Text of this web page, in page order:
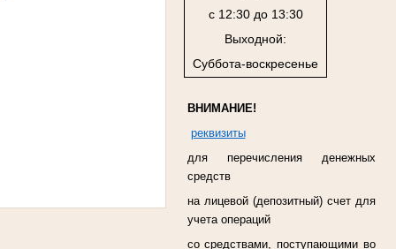
с 12:30 до 13:30
Выходной:
Суббота-воскресенье
ВНИМАНИЕ!
реквизиты
для перечисления денежных
средств
на лицевой (депозитный) счет для
учета операций
со средствами, поступающими во